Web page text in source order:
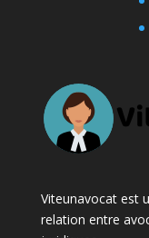
Viteunavocat est
relation entre